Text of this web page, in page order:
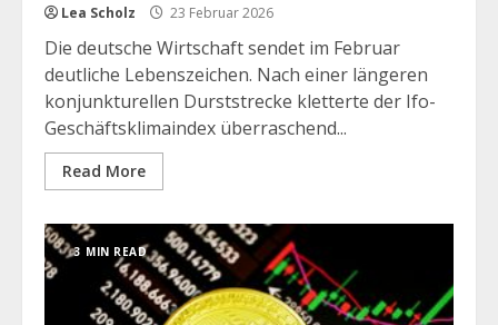
Lea Scholz 23 Februar 2026
Die deutsche Wirtschaft sendet im Februar
deutliche Lebenszeichen. Nach einer längeren
konjunkturellen Durststrecke kletterte der Ifo-
Geschäftsklimaindex überraschend...
Read More
3 MIN READ